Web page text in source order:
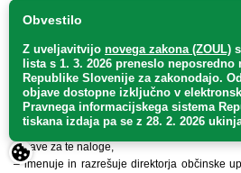
– odloča o pridobitvi in odtujitvi
nepremičnega premoženja občine, če
drugače,
– skrbi za objavo statuta, odlokov in drugih
– predlaga ustanovitev organov
delovnega področja in notranje
mest v občinski upravi, odloča o
razmerja zaposlenih v občinski upravi ter
uprave za te naloge,
– imenuje in razrešuje direktorja občinske
Obvestilo
Z uveljavitvijo novega zakona (ZOUL)
lista s 1. 3. 2026 preneslo neposredno
Republike Slovenije za zakonodajo.
objave dostopne izključno v
Pravnega informacijskega sistema
tiskana izdaja pa se z 28. 2. 2026